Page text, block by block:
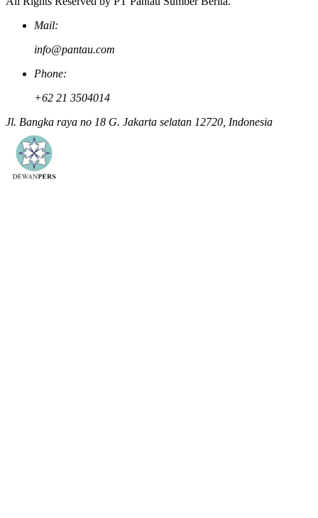
Mail:
info@pantau.com
Phone:
+62 21 3504014
Jl. Bangka raya no 18 G. Jakarta selatan 12720, Indonesia